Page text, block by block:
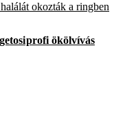
okozták a ringben
profi ökölvívás